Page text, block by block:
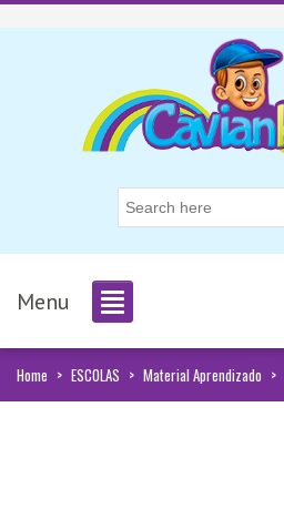
Menu
Home > ESCOLAS > Material Aprendizado >